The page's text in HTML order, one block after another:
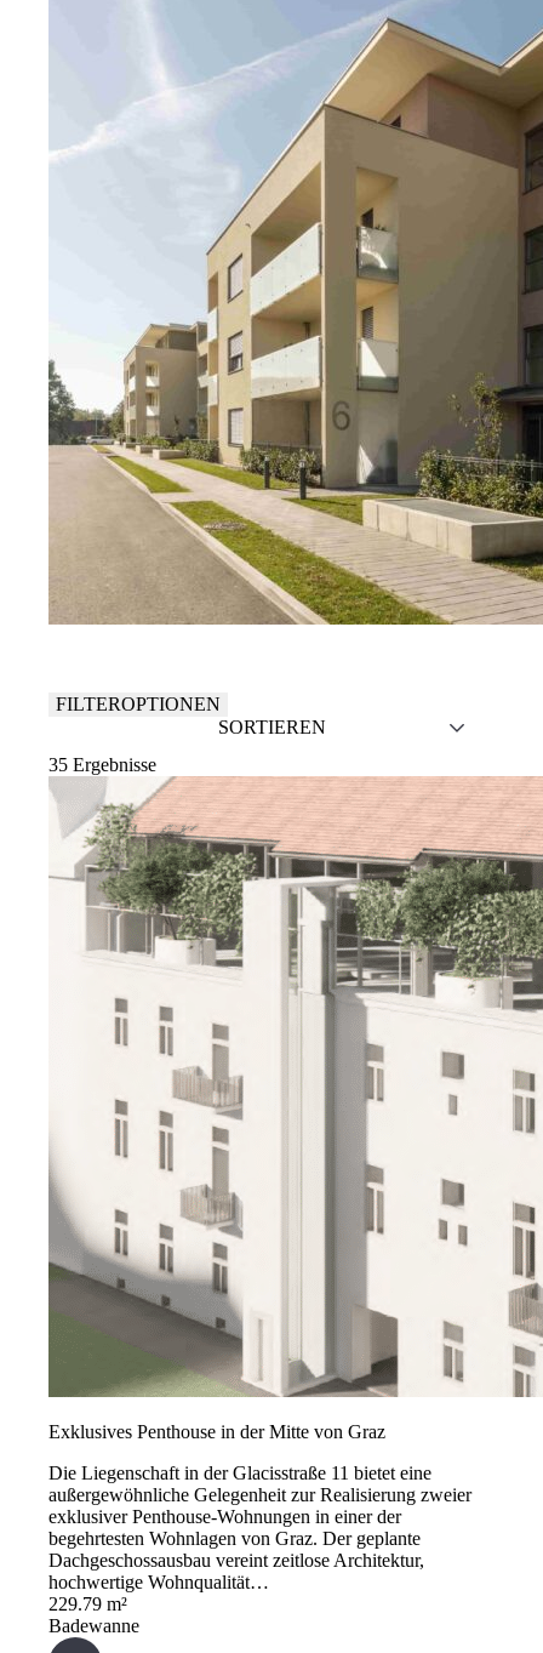
FILTEROPTIONEN
SORTIEREN
35 Ergebnisse
Exklusives Penthouse in der Mitte von Graz
Die Liegenschaft in der Glacisstraße 11 bietet eine
außergewöhnliche Gelegenheit zur Realisierung zweier
exklusiver Penthouse-Wohnungen in einer der
begehrtesten Wohnlagen von Graz. Der geplante
Dachgeschossausbau vereint zeitlose Architektur,
hochwertige Wohnqualität…
229.79 m²
Badewanne